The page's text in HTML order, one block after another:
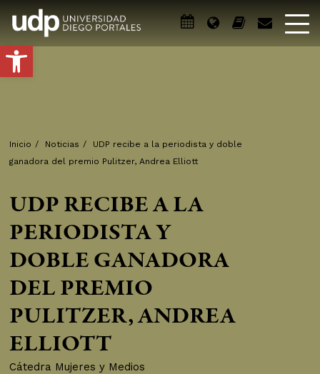
Abrir barra de herramientas
Inicio / Noticias /
UDP recibe a la periodista y doble
ganadora del premio Pulitzer, Andrea Elliott
UDP RECIBE A LA
PERIODISTA Y
DOBLE GANADORA
DEL PREMIO
PULITZER, ANDREA
ELLIOTT
Cátedra Mujeres y Medios